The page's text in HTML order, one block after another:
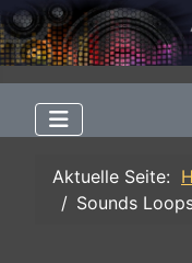
Aktuelle Seite:
Sounds